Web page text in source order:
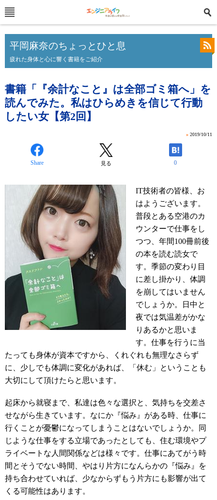
平岡麻奈のちょっとひと息
疲れた身体と心に響く書籍をご紹介
書籍「『余計なこと』は全部ゴミ箱へ」を
読んでみた。私はひらめきを信じて行動
したい女【第2回】
» 2019/10/11
Share 見る 0
IT技術者の皆様、お
はようございます。
普段とある空港のカ
ウンターで仕事をし
つつ、年間100冊前後
の本を読む読女で
す。季節の変わり目
に差し掛かり、体調
を崩してはいません
でしょうか。日中と
夜では気温差がかな
りあるかと思いま
す。仕事を行うに当
たっても身体が資本ですから、くれぐれも無理なさらず
に、少しでも体調に変化があれば、「休む」ということも
大切にして頂けたらと思います。
起床から就寝まで、私達は色々な選択と、気持ちを交差さ
せながら生きています。なにか『悩み』がある時、仕事に
行くことが憂鬱になってしまうことはないでしょうか。同
じような仕事をする立場であったとしても、住む環境やプ
ライベートな人間関係などは様々です。仕事にあてがう時
間とそうでない時間、やはり片方になんらかの『悩み』を
持ち合わせていれば、少なからずもう片方にも影響が出て
くる可能性はあります。